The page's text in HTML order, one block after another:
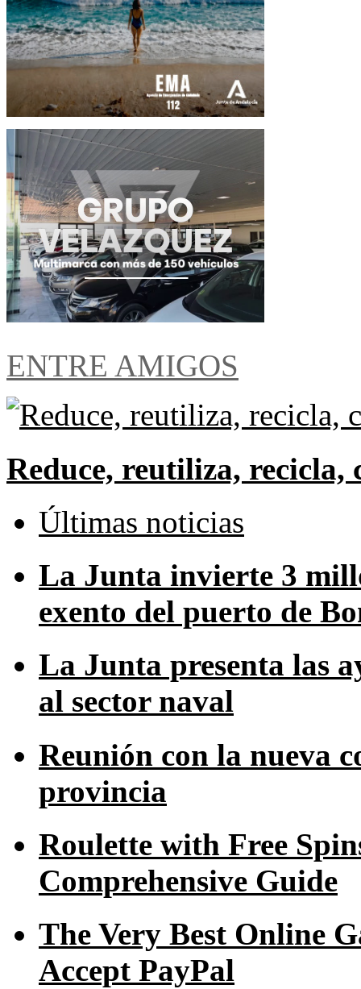
ENTRE AMIGOS
Reduce, reutiliza, recicla,
Últimas noticias
La Junta invierte 3
exento del puerto de
La Junta presenta las
al sector naval
Reunión con la nueva
provincia
Roulette with Free
Comprehensive Guide
The Very Best Online
Accept PayPal